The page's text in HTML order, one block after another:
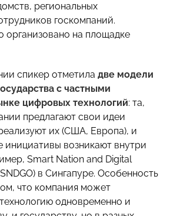
региональных
госкомпаний.
организовано на площадке
спикер отметила две модели
с частными
цифровых технологий: та,
предлагают свои идеи
их (США, Европа), и
инициативы возникают внутри
Smart Nation and Digital
в Сингапуре. Особенность
что компания может
одновременно и